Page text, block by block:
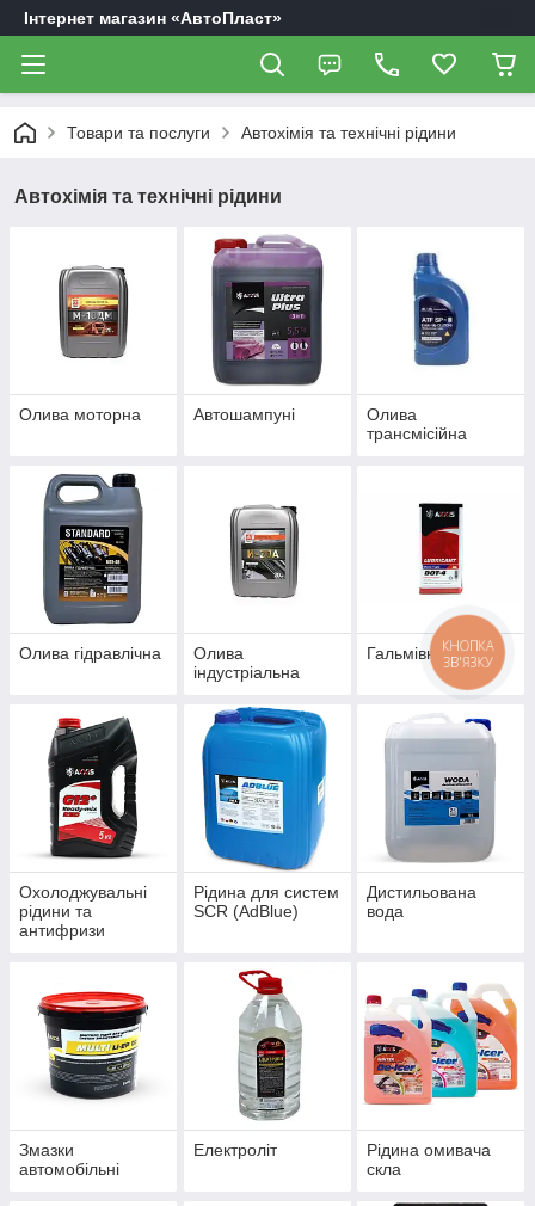
Інтернет магазин «АвтоПласт»
Товари та послуги Автохімія та технічні рідини
Автохімія та технічні рідини
Олива моторна Автошампуні
Олива
трансмісійна
Олива гідравлічна
Олива
індустріальна
Гальмівна рідина
Охолоджувальні
рідини та
антифризи
Рідина для систем
SCR (AdBlue)
Дистильована
вода
Змазки
автомобільні
Електроліт
Рідина омивача
скла
КНОПКА
ЗВ'ЯЗКУ